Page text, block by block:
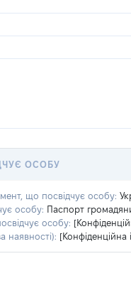
ОСОБУ
що посвідчує особу:
особу: Паспорт
особу:
наявності): [Конфіденційна